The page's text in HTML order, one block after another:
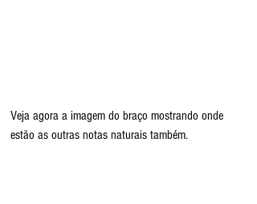
Veja agora a imagem do braço mostrando onde
estão as outras notas naturais também.